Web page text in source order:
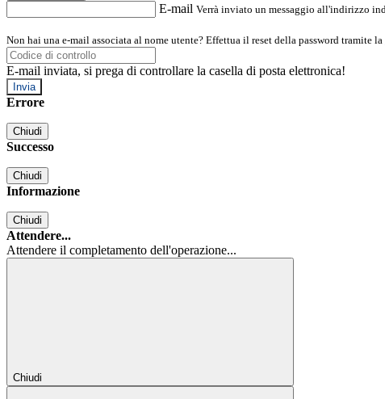
E-mail Verrà inviato un messaggio all'indirizzo
Non hai una e-mail associata al nome utente? Effettua il reset della password tramite la
E-mail inviata, si prega di controllare la casella di posta elettronica!
Errore
Chiudi
Successo
Chiudi
Informazione
Chiudi
Attendere...
Attendere il completamento dell'operazione...
Chiudi